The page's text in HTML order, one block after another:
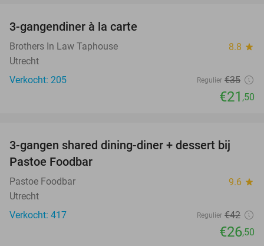
3-gangendiner à la carte
Brothers In Law Taphouse 8.8 star
Utrecht
Verkocht: 205
Regulier €35
€21 ,50
37%
3-gangen shared dining-diner + dessert bij
Pastoe Foodbar
Pastoe Foodbar 9.6 star
Utrecht
Verkocht: 417
Regulier €42
€26,50